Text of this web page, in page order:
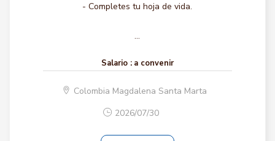
- Completes tu hoja de vida.
...
Salario : a convenir
Colombia Magdalena Santa Marta
2026/07/30